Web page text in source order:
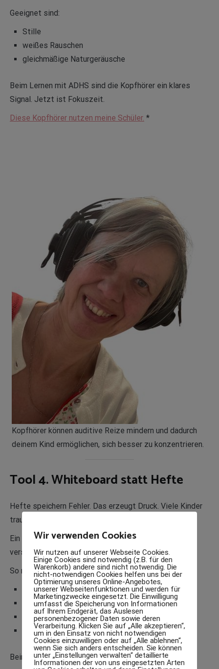
Geeignet sind:
Stille
weißes Rauschen
gleichmäßige Naturgeräusche
Beim Lernen mit ADHS sind die Kopfhörer ein klares
Signal. Jetzt ist Fokuszeit.
Diese Kopfhörer nutzen meine Schüler. *
Kopfhörer können auditive Reize mindern und dadurch
deinem Kind ermöglichen, sich besser zu konzentrieren.
Tool 4. Whiteboard statt Hefte
Hefte speichern Fehler. Das erzeugt Druck. Viele Kinder
trauen sich weniger.
Ein Whiteboard verändert das Lerngefühl. Fehler
verschwinden. Neues Ausprobieren fällt leichter.
So nutzt du es:
Rechenwege groß aufschreiben.
Wörter sortieren.
Lernziele notieren.
Aufgaben gemeinsam zerlegen.
Beim Lernen mit ADHS gilt:
Wir verwenden Cookies
Wir nutzen auf unserer Webseite Cookies.
Einige Cookies sind notwendig (z.B. für den
Warenkorb) andere sind nicht notwendig. Die
nicht-notwendigen Cookies helfen uns bei der
Optimierung unseres Online-Angebotes,
unserer Webseitenfunktionen und werden für
Marketingzwecke eingesetzt. Die Einwilligung
umfasst die Speicherung von Informationen
auf Ihrem Endgerät, das Auslesen
personenbezogener Daten sowie deren
Verarbeitung. Klicken Sie auf „Alle akzeptieren“,
um in den Einsatz von nicht notwendigen
Cookies einzuwilligen oder auf „Alle ablehnen“,
wenn Sie sich anders entscheiden. Sie können
unter „Einstellungen verwalten“ detaillierte
Informationen der von uns eingesetzten Arten